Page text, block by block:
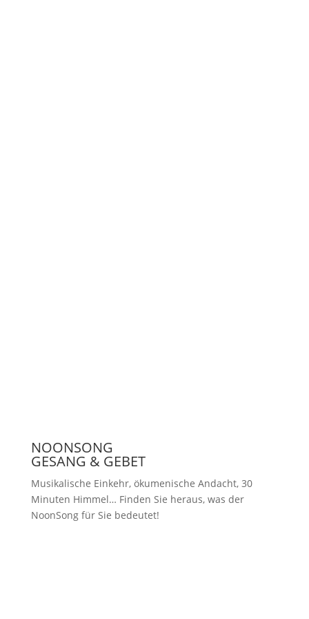
NOONSONG
GESANG & GEBET
Musikalische Einkehr, ökumenische Andacht, 30
Minuten Himmel… Finden Sie heraus, was der
NoonSong für Sie bedeutet!